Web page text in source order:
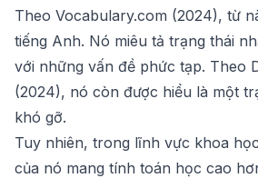
Theo Vocabulary.com (2024), từ
tiếng Anh. Nó miêu tả trạng thái
với những vấn đề phức tạp. Theo
(2024), nó còn được hiểu là một
khó gỡ.
Tuy nhiên, trong lĩnh vực khoa
của nó mang tính toán học cao